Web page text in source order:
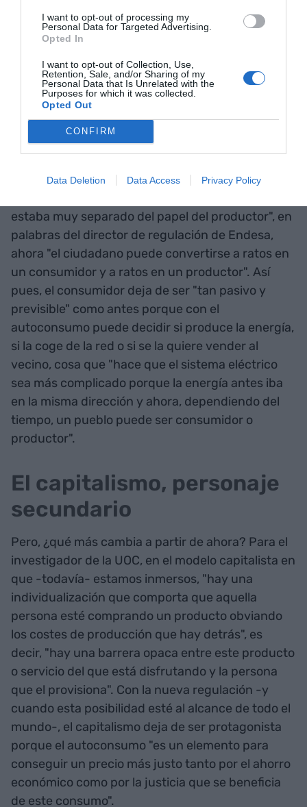
I want to opt-out of processing my
Personal Data for Targeted Advertising.
Opted In
I want to opt-out of Collection, Use,
Retention, Sale, and/or Sharing of my
Personal Data that Is Unrelated with the
Purposes for which it was collected.
Opted Out
CONFIRM
Data Deletion Data Access Privacy Policy
contrario, se tiene que entender como un gesto
colectivo" y, por lo tanto, pone de relieve que "un
elemento imprescindible del autoconsumo es
entender este compromiso hacia un cambio
comunitario, hay una necesidad de actividad
pedagógica, las personas que participan en esto
lo hacen no porque sea un beneficio de la persona
de la comunidad, sino para todas".
estaba muy separado del papel del productor", en
palabras del director de regulación de Endesa,
ahora "el ciudadano puede convertirse a ratos en
un consumidor y a ratos en un productor". Así
pues, el consumidor deja de ser "tan pasivo y
previsible" como antes porque con el
autoconsumo puede decidir si produce la energía,
si la coge de la red o si se la quiere vender al
vecino, cosa que "hace que el sistema eléctrico
sea más complicado porque la energía antes iba
en la misma dirección y ahora, dependiendo del
tiempo, un pueblo puede ser consumidor o
productor".
El capitalismo, personaje
secundario
Pero, ¿qué más cambia a partir de ahora? Para el
investigador de la UOC, en el modelo capitalista en
que -todavía- estamos inmersos, "hay una
individualización que comporta que aquella
persona esté comprando un producto obviando
los costes de producción que hay detrás", es
decir, "hay una barrera opaca entre este producto
o servicio del que está disfrutando y la persona
que el provisiona". Con la nueva regulación -y
cuando esta posibilidad esté al alcance de todo el
mundo-, el capitalismo deja de ser protagonista
porque el autoconsumo "es un elemento para
conseguir un precio más justo tanto por el ahorro
económico como por la justicia que se beneficia
de este consumo".